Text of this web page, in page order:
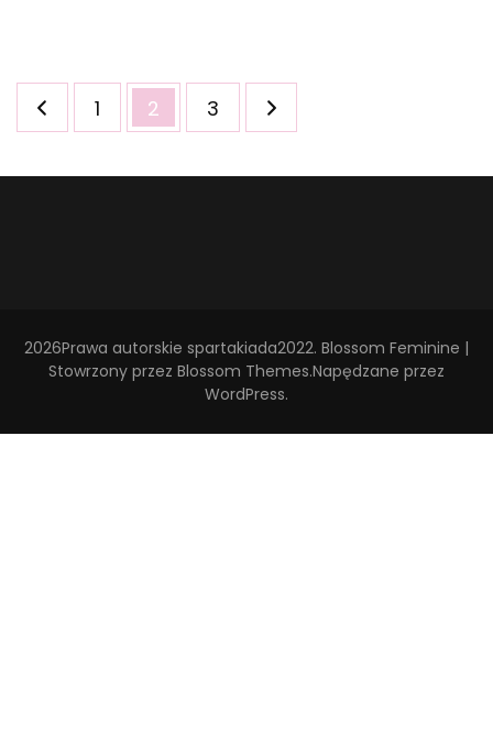
Stronicowanie
wpisówStrona
1 Strona
2 Strona
3
2026Prawa autorskie spartakiada2022. Blossom Feminine |
Stowrzony przez Blossom Themes.Napędzane przez
WordPress.